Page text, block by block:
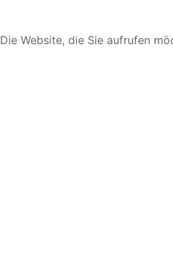
Die Website, die Sie aufrufen